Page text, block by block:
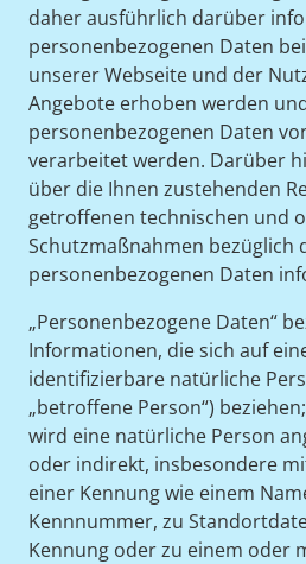
daher ausführlich darüber
personenbezogenen Daten
unserer Webseite und der
Angebote erhoben werden
personenbezogenen Daten
verarbeitet werden. Darüber
über die Ihnen zustehenden
getroffenen technischen und
Schutzmaßnahmen bezüglich
personenbezogenen Daten
„Personenbezogene Daten“
Informationen, die sich auf
identifizierbare natürliche
„betroffene Person“)
wird eine natürliche Person
oder indirekt, insbesondere
einer Kennung wie einem
Kennnummer, zu
Kennung oder zu einem oder